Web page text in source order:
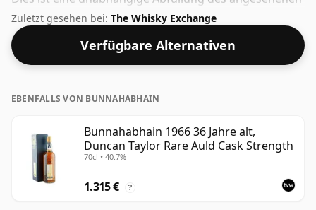
Whiskyunternehmens Hart Brothers. Viele halten 43,2
% für einen guten Alkoholgehalt, um das
„Mundgefühl“ und den vollen Geschmack von Whisky
zu erleben.
Zuletzt gesehen bei: The Whisky Exchange
Verfügbare Alternativen
EBENFALLS VON BUNNAHABHAIN
Bunnahabhain 1966 36 Jahre alt,
Duncan Taylor Rare Auld Cask Strength
70cl • 40.7%
1.315 € ?